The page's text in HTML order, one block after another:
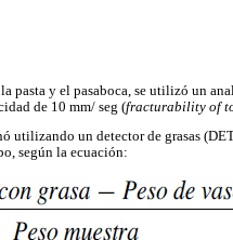
pasta y el pasaboca, se utilizó un
de 10 mm/ seg (fracturability of
utilizando un detector de grasas
según la ecuación: